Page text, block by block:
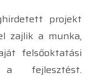
projekt
zajlik a munka,
felsőoktatási
a fejlesztést.